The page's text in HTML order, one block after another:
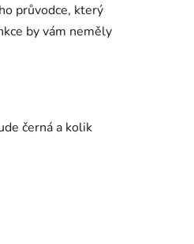
průvodce, který
by vám neměly
černá a kolik